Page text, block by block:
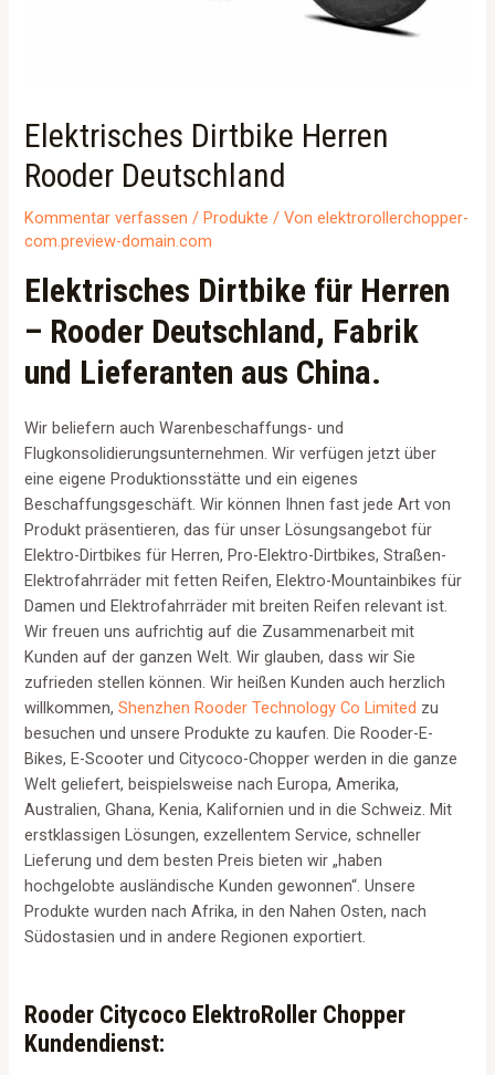
Elektrisches Dirtbike Herren
Rooder Deutschland
Kommentar verfassen /Produkte / Vonelektrorollerchopper-
com.preview-domain.com
Elektrisches Dirtbike für Herren
– Rooder Deutschland, Fabrik
und Lieferanten aus China.
Wir beliefern auch Warenbeschaffungs- und
Flugkonsolidierungsunternehmen. Wir verfügen jetzt über
eine eigene Produktionsstätte und ein eigenes
Beschaffungsgeschäft. Wir können Ihnen fast jede Art von
Produkt präsentieren, das für unser Lösungsangebot für
Elektro-Dirtbikes für Herren, Pro-Elektro-Dirtbikes, Straßen-
Elektrofahrräder mit fetten Reifen, Elektro-Mountainbikes für
Damen und Elektrofahrräder mit breiten Reifen relevant ist.
Wir freuen uns aufrichtig auf die Zusammenarbeit mit
Kunden auf der ganzen Welt. Wir glauben, dass wir Sie
zufrieden stellen können. Wir heißen Kunden auch herzlich
willkommen,Shenzhen Rooder Technology Co Limited zu
besuchen und unsere Produkte zu kaufen. Die Rooder-E-
Bikes, E-Scooter und Citycoco-Chopper werden in die ganze
Welt geliefert, beispielsweise nach Europa, Amerika,
Australien, Ghana, Kenia, Kalifornien und in die Schweiz. Mit
erstklassigen Lösungen, exzellentem Service, schneller
Lieferung und dem besten Preis bieten wir „haben
hochgelobte ausländische Kunden gewonnen“. Unsere
Produkte wurden nach Afrika, in den Nahen Osten, nach
Südostasien und in andere Regionen exportiert.
Rooder Citycoco ElektroRoller Chopper
Kundendienst: